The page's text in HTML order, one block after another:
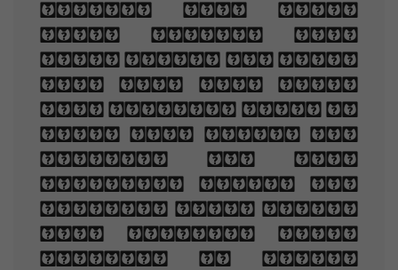
grace, And loved
your beauty with
love false or true,
But one man loved
the pilgrim soul in
you, And loved the
sorrows of your
changing face. And
bending down beside
the glowing bars,
Murmur, a little